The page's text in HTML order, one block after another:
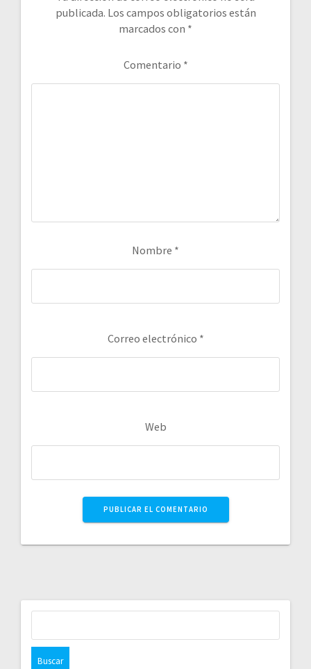
publicada. Los campos obligatorios están
marcados con *
Comentario *
Nombre *
Correo electrónico *
Web